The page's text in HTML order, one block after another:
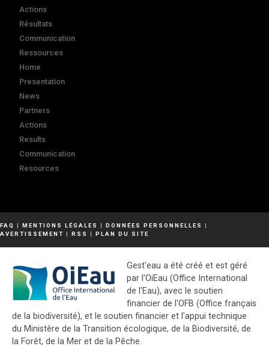
Actions
Résultats
Communication
Ressources
Home
Presentation
News
Partners
Actions
Results
Communication
Resources
FAQ | MENTIONS LÉGALES | DONNÉES PERSONNELLES
|
AVERTISSEMENT | RSS | PLAN DU SITE
Gest'eau a été créé et est géré
par l'OiEau (Office International
de l'Eau), avec le soutien
financier de l'OFB (Office français
de la biodiversité), et le soutien financier et l'appui technique
du Ministère de la Transition écologique, de la Biodiversité, de
la Forêt, de la Mer et de la Pêche.